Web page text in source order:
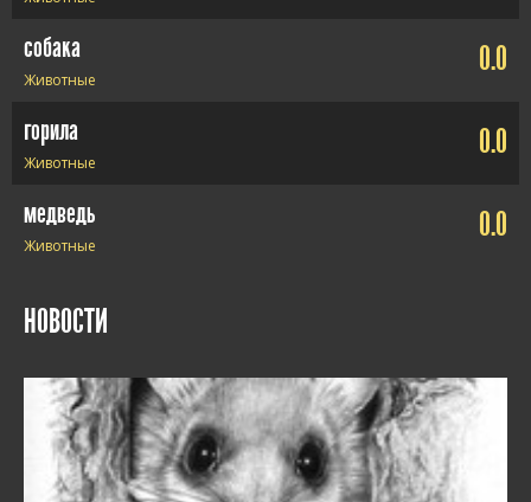
собака
Животные
0.0
горила
Животные
0.0
медведь
Животные
0.0
НОВОСТИ